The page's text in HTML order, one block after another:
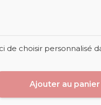
de choisir personnalisé
Ajouter au panier